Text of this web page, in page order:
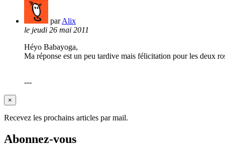
parAlix
le jeudi 26 mai 2011
Héyo Babayoga,
Ma réponse est un peu tardive mais félicitation pour les deux
---
×
Recevez les prochains articles par mail.
Abonnez-vous